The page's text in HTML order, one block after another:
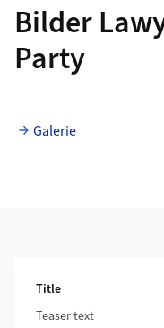
Bilder
Party
Galerie
Title
Teaser text